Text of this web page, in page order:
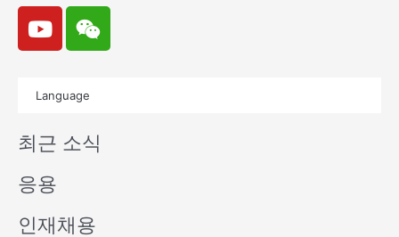
Y
o
u
e
W
e
i
n
Language
최근 소식
응용
인재채용